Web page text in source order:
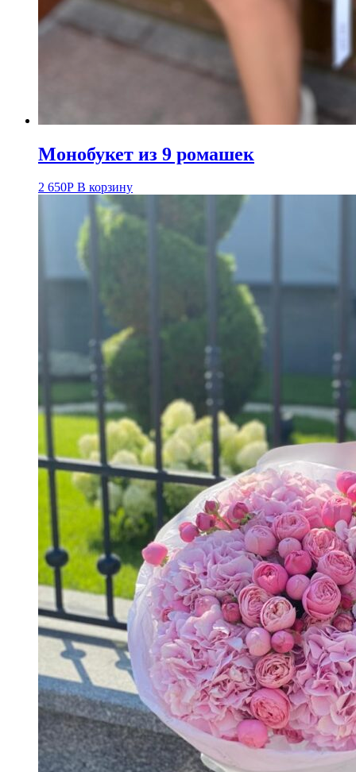
Монобукет из 9 ромашек
2 650Р В корзину